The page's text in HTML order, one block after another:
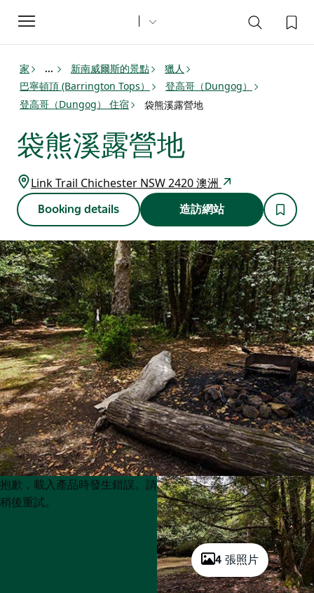
Toggle
navigation
家 ... 新南威爾斯的景點
獵人
巴寧頓頂 (Barrington Tops）
登高哥（Dungog）
登高哥（Dungog） 住宿
袋熊溪露營地
袋熊溪露營地
Link Trail Chichester NSW 2420 澳洲
Booking details 造訪網站
4 張照片
Product
List
Product
List
抱歉，載入產品時發生錯誤。請
稍後重試。